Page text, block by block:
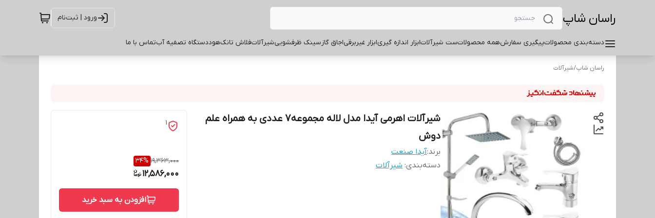
راسان شاپ ورود | ثبت‌نام
دسته‌بندی محصولاتپیگیری سفارشهمه محصولاتست شیرآلاتابزار اندازه گیریابزار غیربرقیاجاق گازسینک ظرفشوییشیرآلاتفلاش تانکهوددستگاه تصفیه آبتماس با ما
راسان شاپ/شیرآلات
شیرآلات اهرمی آیدا مدل لاله مجموعه7 عددی به همراه علم
دوش
برند:آیدا صنعت
دسته‌بندی: شیرآلات
1
19,363,000
34%
12,586,000
افزودن به سبد خرید